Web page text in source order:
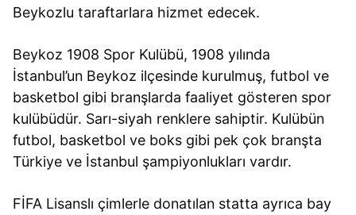
Beykozlu taraftarlara hizmet edecek.
Beykoz 1908 Spor Kulübü, 1908 yılında
İstanbul’un Beykoz ilçesinde kurulmuş, futbol ve
basketbol gibi branşlarda faaliyet gösteren spor
kulübüdür. Sarı-siyah renklere sahiptir. Kulübün
futbol, basketbol ve boks gibi pek çok branşta
Türkiye ve İstanbul şampiyonlukları vardır.
FİFA Lisanslı çimlerle donatılan statta ayrıca bay